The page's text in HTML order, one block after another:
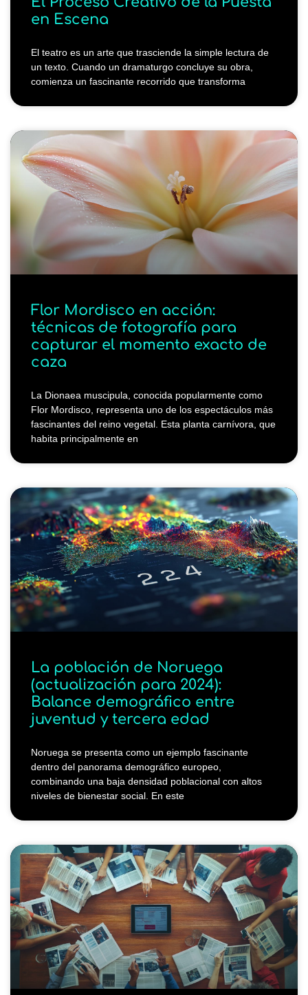
en Escena
El teatro es un arte que trasciende la simple lectura de
un texto. Cuando un dramaturgo concluye su obra,
comienza un fascinante recorrido que transforma
Flor Mordisco en acción:
técnicas de fotografía para
capturar el momento exacto de
caza
La Dionaea muscipula, conocida popularmente como
Flor Mordisco, representa uno de los espectáculos más
fascinantes del reino vegetal. Esta planta carnívora, que
habita principalmente en
La población de Noruega
(actualización para 2024):
Balance demográfico entre
juventud y tercera edad
Noruega se presenta como un ejemplo fascinante
dentro del panorama demográfico europeo,
combinando una baja densidad poblacional con altos
niveles de bienestar social. En este